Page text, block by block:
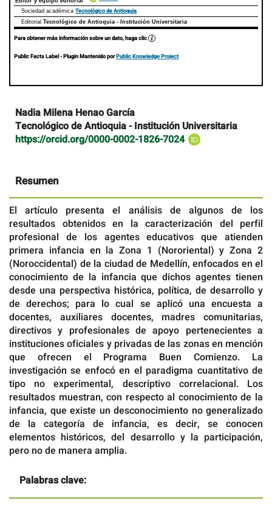
Sociedad académica Tecnológico de Antioquia
Editorial Tecnológico de Antioquia - Institución Universitaria
Para obtener más información sobre un dato, haga clic
Public Facts Label- Plugin Mantenido porPublic Knowledge Project
Contenido
principal
del
artículo
Nadia Milena Henao García
Tecnológico de Antioquia - Institución Universitaria
https://orcid.org/0000-0002-1826-7024
Resumen
El artículo presenta el análisis de algunos de los
resultados obtenidos en la caracterización del perfil
profesional de los agentes educativos que atienden
primera infancia en la Zona 1 (Nororiental) y Zona 2
(Noroccidental) de la ciudad de Medellín, enfocados en el
conocimiento de la infancia que dichos agentes tienen
desde una perspectiva histórica, política, de desarrollo y
de derechos; para lo cual se aplicó una encuesta a
docentes, auxiliares docentes, madres comunitarias,
directivos y profesionales de apoyo pertenecientes a
instituciones oficiales y privadas de las zonas en mención
que ofrecen el Programa Buen Comienzo. La
investigación se enfocó en el paradigma cuantitativo de
tipo no experimental, descriptivo correlacional. Los
resultados muestran, con respecto al conocimiento de la
infancia, que existe un desconocimiento no generalizado
de la categoría de infancia, es decir, se conocen
elementos históricos, del desarrollo y la participación,
pero no de manera amplia.
Palabras clave: